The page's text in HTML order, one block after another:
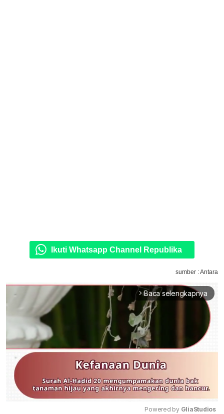
Ikuti Whatsapp Channel Republika
sumber : Antara
arrow_forward_ios Baca selengkapnya
Powered by GliaStudios